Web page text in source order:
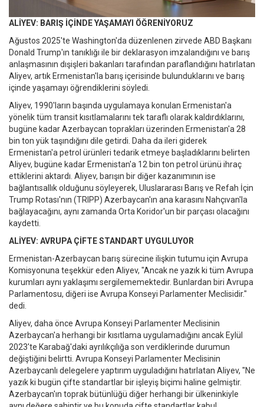
ALİYEV: BARIŞ İÇİNDE YAŞAMAYI ÖĞRENİYORUZ
Ağustos 2025'te Washington'da düzenlenen zirvede ABD Başkanı
Donald Trump'ın tanıklığı ile bir deklarasyon imzalandığını ve barış
anlaşmasının dışişleri bakanları tarafından paraflandığını hatırlatan
Aliyev, artık Ermenistan'la barış içerisinde bulunduklarını ve barış
içinde yaşamayı öğrendiklerini söyledi.
Aliyev, 1990'ların başında uygulamaya konulan Ermenistan'a
yönelik tüm transit kısıtlamalarını tek taraflı olarak kaldırdıklarını,
bugüne kadar Azerbaycan toprakları üzerinden Ermenistan'a 28
bin ton yük taşındığını dile getirdi. Daha da ileri giderek
Ermenistan'a petrol ürünleri tedarik etmeye başladıklarını belirten
Aliyev, bugüne kadar Ermenistan'a 12 bin ton petrol ürünü ihraç
ettiklerini aktardı. Aliyev, barışın bir diğer kazanımının ise
bağlantısallık olduğunu söyleyerek, Uluslararası Barış ve Refah İçin
Trump Rotası'nın (TRIPP) Azerbaycan'ın ana karasını Nahçıvan'la
bağlayacağını, aynı zamanda Orta Koridor'un bir parçası olacağını
kaydetti.
ALİYEV: AVRUPA ÇİFTE STANDART UYGULUYOR
Ermenistan-Azerbaycan barış sürecine ilişkin tutumu için Avrupa
Komisyonuna teşekkür eden Aliyev, "Ancak ne yazık ki tüm Avrupa
kurumları aynı yaklaşımı sergilememektedir. Bunlardan biri Avrupa
Parlamentosu, diğeri ise Avrupa Konseyi Parlamenter Meclisidir."
dedi.
Aliyev, daha önce Avrupa Konseyi Parlamenter Meclisinin
Azerbaycan'a herhangi bir kısıtlama uygulamadığını ancak Eylül
2023'te Karabağ'daki ayrılıkçılığa son verdiklerinde durumun
değiştiğini belirtti. Avrupa Konseyi Parlamenter Meclisinin
Azerbaycanlı delegelere yaptırım uyguladığını hatırlatan Aliyev, "Ne
yazık ki bugün çifte standartlar bir işleyiş biçimi haline gelmiştir.
Azerbaycan'ın toprak bütünlüğü diğer herhangi bir ülkeninkiyle